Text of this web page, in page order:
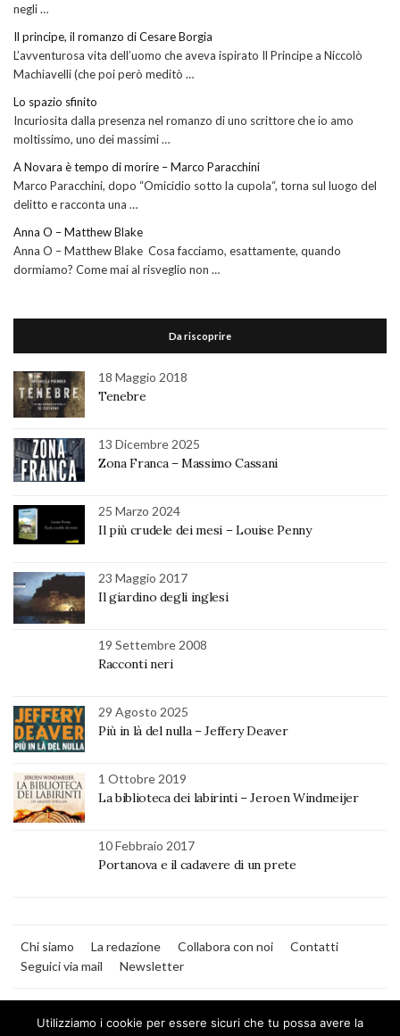
negli …
Il principe, il romanzo di Cesare Borgia
L’avventurosa vita dell’uomo che aveva ispirato Il Principe a Niccolò
Machiavelli (che poi però meditò …
Lo spazio sfinito
Incuriosita dalla presenza nel romanzo di uno scrittore che io amo
moltissimo, uno dei massimi …
A Novara è tempo di morire – Marco Paracchini
Marco Paracchini, dopo “Omicidio sotto la cupola“, torna sul luogo del
delitto e racconta una …
Anna O – Matthew Blake
Anna O – Matthew Blake Cosa facciamo, esattamente, quando
dormiamo? Come mai al risveglio non …
Da riscoprire
18 Maggio 2018
Tenebre
13 Dicembre 2025
Zona Franca – Massimo Cassani
25 Marzo 2024
Il più crudele dei mesi – Louise Penny
23 Maggio 2017
Il giardino degli inglesi
19 Settembre 2008
Racconti neri
29 Agosto 2025
Più in là del nulla – Jeffery Deaver
1 Ottobre 2019
La biblioteca dei labirinti – Jeroen Windmeijer
10 Febbraio 2017
Portanova e il cadavere di un prete
Chi siamo La redazione Collabora con noi
Contatti
Seguici via mail
Newsletter
Utilizziamo i cookie per essere sicuri che tu possa avere la